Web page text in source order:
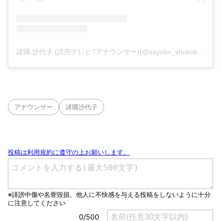
アナウンサー 諸國沙代子